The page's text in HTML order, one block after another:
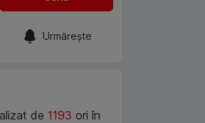
Urmărește
de 1193 ori în